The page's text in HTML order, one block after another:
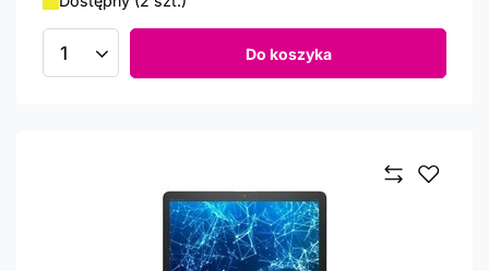
Ilość produktów Do koszyka